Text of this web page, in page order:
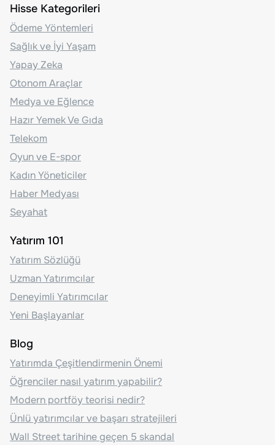
Hisse Kategorileri
Ödeme Yöntemleri
Sağlık ve İyi Yaşam
Yapay Zeka
Otonom Araçlar
Medya ve Eğlence
Hazır Yemek Ve Gıda
Telekom
Oyun ve E-spor
Kadın Yöneticiler
Haber Medyası
Seyahat
Yatırım 101
Yatırım Sözlüğü
Uzman Yatırımcılar
Deneyimli Yatırımcılar
Yeni Başlayanlar
Blog
Yatırımda Çeşitlendirmenin Önemi
Öğrenciler nasıl yatırım yapabilir?
Modern portföy teorisi nedir?
Ünlü yatırımcılar ve başarı stratejileri
Wall Street tarihine geçen 5 skandal